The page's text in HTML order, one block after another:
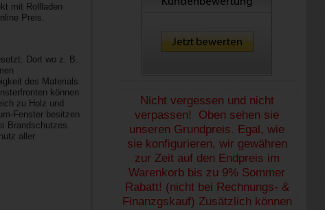
mit Rollladen
Preis.
Dort wo z. B.
des Materials
können
zu Holz und
Fenster besitzen
Brandschutzes.
aller
Nicht vergessen und nicht
verpassen! Oben sehen sie
unseren Grundpreis. Egal, wie
sie konfigurieren, wir gewähren
zur Zeit auf den Endpreis im
Warenkorb bis zu 9% Sommer
Rabatt! (nicht bei Rechnungs- &
Finanzgskauf) Zusätzlich können